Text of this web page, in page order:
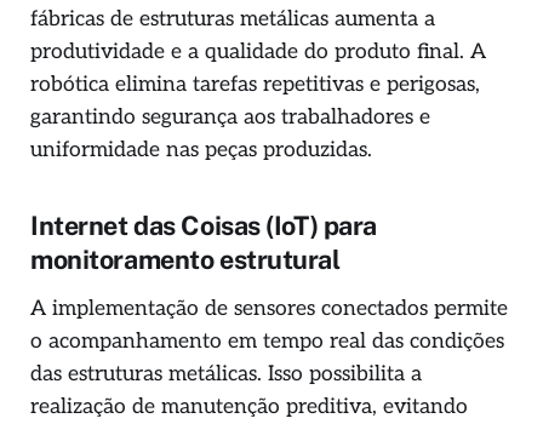
fábricas de estruturas metálicas aumenta a
produtividade e a qualidade do produto final. A
robótica elimina tarefas repetitivas e perigosas,
garantindo segurança aos trabalhadores e
uniformidade nas peças produzidas.
Internet das Coisas (IoT) para
monitoramento estrutural
A implementação de sensores conectados permite
o acompanhamento em tempo real das condições
das estruturas metálicas. Isso possibilita a
realização de manutenção preditiva, evitando